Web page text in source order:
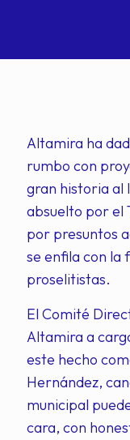
Altamira ha
rumbo con
gran historia al
absuelto por el
por presuntos
se enfila con la
proselitistas.
El Comité
Altamira a
este hecho
Hernández,
municipal
cara, con